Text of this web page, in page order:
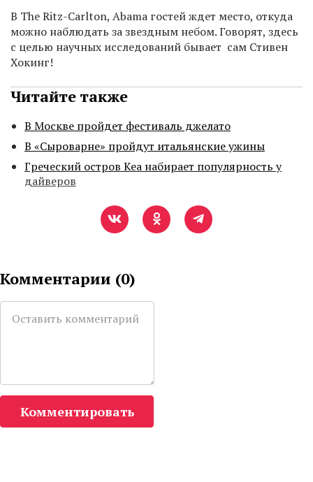
В The Ritz-Carlton, Abama гостей ждет место, откуда
можно наблюдать за звездным небом. Говорят, здесь
с целью научных исследований бывает сам Стивен
Хокинг!
Читайте также
В Москве пройдет фестиваль джелато
В «Сыроварне» пройдут итальянские ужины
Греческий остров Кеа набирает популярность у
дайверов
Комментарии (0)
Комментировать